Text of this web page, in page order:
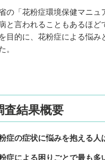
の「花粉症環境保健マニ
と言われることもあるほ
目的に、花粉症による悩
。
査結果概要
症の症状に悩みを抱える人
症による困りごとで最も多